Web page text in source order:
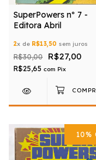
SuperPowers nº 7 -
Editora Abril
2x de R$13,50 sem juros
R$30,00 R$27,00
R$25,65 com Pix
10%